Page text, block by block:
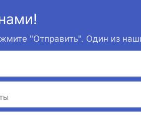
"Отправить". Один из